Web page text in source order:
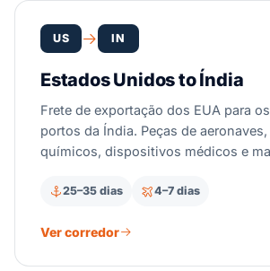
US IN
Estados Unidos to Índia
Frete de exportação dos EUA para
portos da Índia. Peças de
químicos, dispositivos médicos e
ICEGATE e entrega porta a porta.
25–35 dias 4–7 dias
Ver corredor